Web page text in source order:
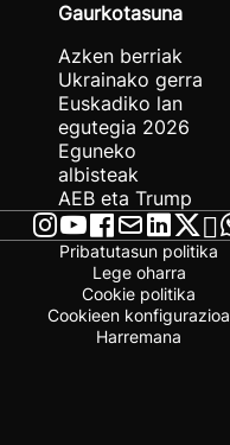
Gaurkotasuna
Azken berriak
Ukrainako gerra
Euskadiko lan
egutegia 2026
Eguneko
albisteak
AEB eta Trump
Pribatutasun politika
Lege oharra
Cookie politika
Cookieen konfigurazioa
Harremana